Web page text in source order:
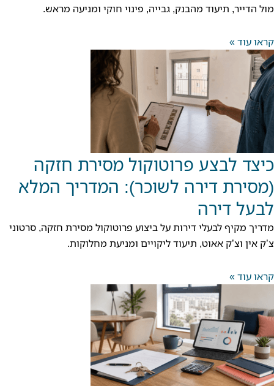
מול הדייר, תיעוד מהבנק, גבייה, פינוי חוקי ומניעה מראש.
קראו עוד »
כיצד לבצע פרוטוקול מסירת חזקה
(מסירת דירה לשוכר): המדריך המלא
לבעל דירה
מדריך מקיף לבעלי דירות על ביצוע פרוטוקול מסירת חזקה, סרטוני
צ’ק אין וצ’ק אאוט, תיעוד ליקויים ומניעת מחלוקות.
קראו עוד »